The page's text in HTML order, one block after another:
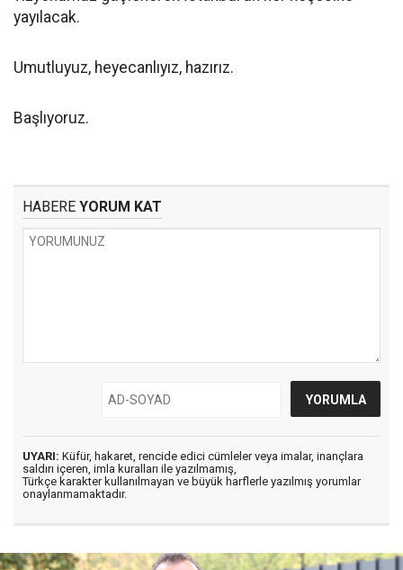
yayılacak.
Umutluyuz, heyecanlıyız, hazırız.
Başlıyoruz.
HABERE YORUM KAT
UYARI: Küfür, hakaret, rencide edici cümleler veya imalar, inançlara
saldırı içeren, imla kuralları ile yazılmamış,
Türkçe karakter kullanılmayan ve büyük harflerle yazılmış yorumlar
onaylanmamaktadır.